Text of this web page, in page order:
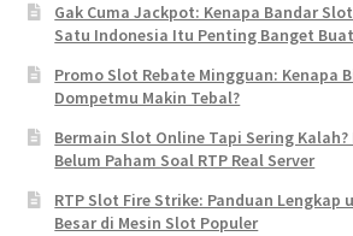
Gak Cuma Jackpot: Kenapa Bandar
Satu Indonesia Itu Penting Banget
Promo Slot Rebate Mingguan: Kenapa
Dompetmu Makin Tebal?
Bermain Slot Online Tapi Sering Kalah?
Belum Paham Soal RTP Real Server
RTP Slot Fire Strike: Panduan Lengkap
Besar di Mesin Slot Populer